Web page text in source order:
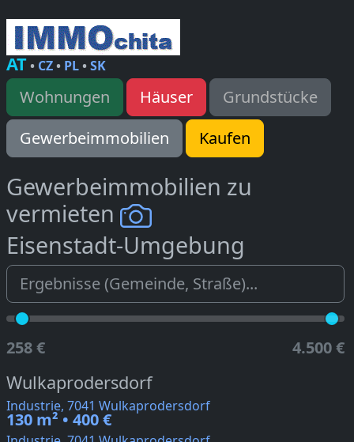
AT• CZ• PL•SK
Wohnungen Häuser
Grundstücke
Gewerbeimmobilien
Kaufen
Gewerbeimmobilien zu
vermieten
Eisenstadt-Umgebung
258 € 4.500 €
Wulkaprodersdorf
Industrie, 7041 Wulkaprodersdorf
130 m² • 400 €